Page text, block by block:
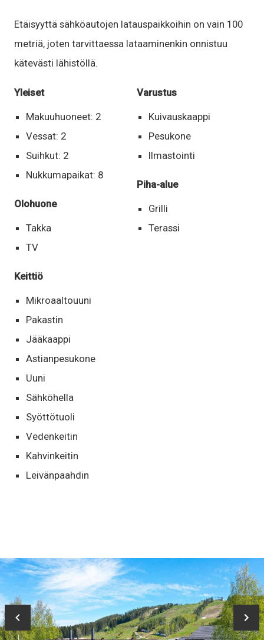
Etäisyyttä sähköautojen latauspaikkoihin on vain 100
metriä, joten tarvittaessa lataaminenkin onnistuu
kätevästi lähistöllä.
Yleiset
Makuuhuoneet: 2
Vessat: 2
Suihkut: 2
Nukkumapaikat: 8
Olohuone
Takka
TV
Keittiö
Mikroaaltouuni
Pakastin
Jääkaappi
Astianpesukone
Uuni
Sähköhella
Syöttötuoli
Vedenkeitin
Kahvinkeitin
Leivänpaahdin
Varustus
Kuivauskaappi
Pesukone
Ilmastointi
Piha-alue
Grilli
Terassi